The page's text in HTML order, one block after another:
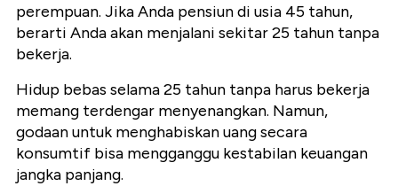
perempuan. Jika Anda pensiun di usia 45 tahun,
berarti Anda akan menjalani sekitar 25 tahun tanpa
bekerja.
Hidup bebas selama 25 tahun tanpa harus bekerja
memang terdengar menyenangkan. Namun,
godaan untuk menghabiskan uang secara
konsumtif bisa mengganggu kestabilan keuangan
jangka panjang.